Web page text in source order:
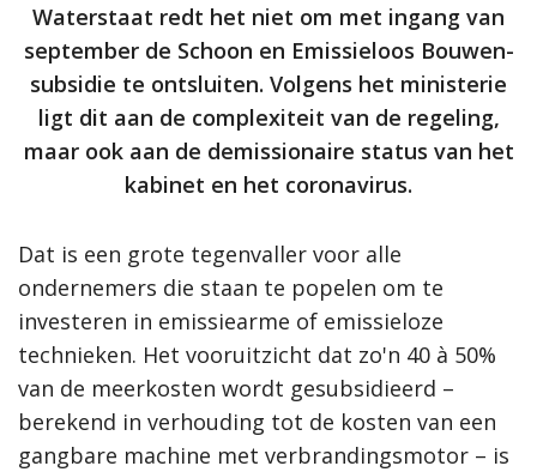
Waterstaat redt het niet om met ingang van
september de Schoon en Emissieloos Bouwen-
subsidie te ontsluiten. Volgens het ministerie
ligt dit aan de complexiteit van de regeling,
maar ook aan de demissionaire status van het
kabinet en het coronavirus.
Dat is een grote tegenvaller voor alle
ondernemers die staan te popelen om te
investeren in emissiearme of emissieloze
technieken. Het vooruitzicht dat zo'n 40 à 50%
van de meerkosten wordt gesubsidieerd –
berekend in verhouding tot de kosten van een
gangbare machine met verbrandingsmotor – is